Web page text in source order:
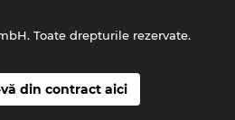
din contract aici
Toate drepturile rezervate.